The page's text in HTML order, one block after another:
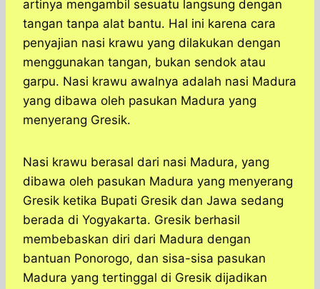
artinya mengambil sesuatu langsung dengan
tangan tanpa alat bantu. Hal ini karena cara
penyajian nasi krawu yang dilakukan dengan
menggunakan tangan, bukan sendok atau
garpu. Nasi krawu awalnya adalah nasi Madura
yang dibawa oleh pasukan Madura yang
menyerang Gresik.
Nasi krawu berasal dari nasi Madura, yang
dibawa oleh pasukan Madura yang menyerang
Gresik ketika Bupati Gresik dan Jawa sedang
berada di Yogyakarta. Gresik berhasil
membebaskan diri dari Madura dengan
bantuan Ponorogo, dan sisa-sisa pasukan
Madura yang tertinggal di Gresik dijadikan